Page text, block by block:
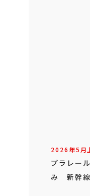
2026年5月
プラレー
み 新幹